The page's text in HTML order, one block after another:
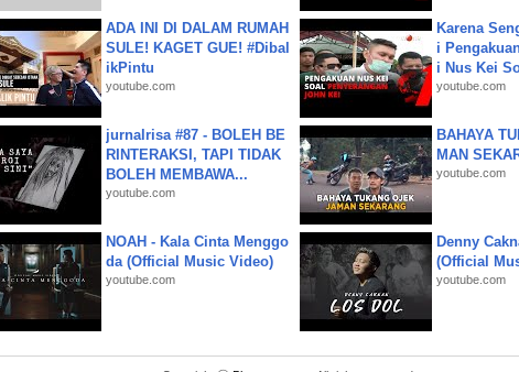
ADA INI DI DALAM RUMAH
SULE! KAGET GUE! #Dibal
ikPintu
youtube.com
Karena
i
i Nus Kei
youtube.com
jurnalrisa #87 - BOLEH BE
RINTERAKSI, TAPI TIDAK
BOLEH MEMBAWA...
youtube.com
BAHAYA
MAN
youtube.com
NOAH - Kala Cinta Menggo
da (Official Music Video)
youtube.com
Denny
(Official
youtube.com